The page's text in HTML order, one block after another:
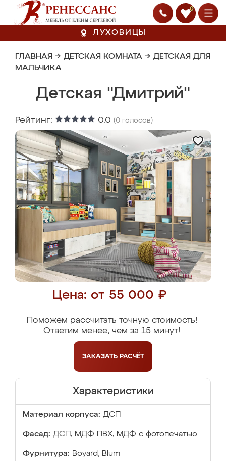
0
ЛУХОВИЦЫ
ГЛАВНАЯ → ДЕТСКАЯ КОМНАТА → ДЕТСКАЯ ДЛЯ
МАЛЬЧИКА
Детская "Дмитрий"
Рейтинг: 0.0 (0 голосов)
Цена: от 55 000 ₽
Поможем рассчитать точную стоимость!
Ответим менее, чем за 15 минут!
ЗАКАЗАТЬ РАСЧЁТ
Характеристики
Материал корпуса: ДСП
Фасад: ДСП, МДФ ПВХ, МДФ с фотопечатью
Фурнитура: Boyard, Blum